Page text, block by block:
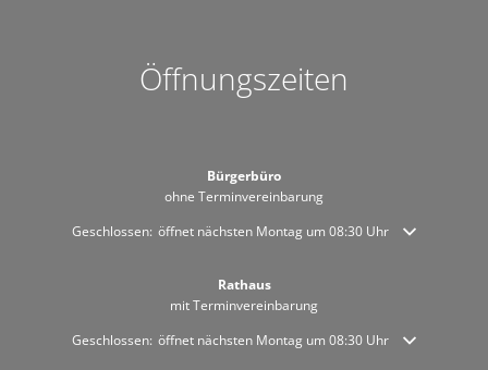
Öffnungszeiten
Bürgerbüro
ohne Terminvereinbarung
Klicken, um weitere Öffnungs- oder Schließzeiten auszublenden
Geschlossen: öffnet nächsten Montag um 08:30 Uhr
Rathaus
mit Terminvereinbarung
Klicken, um weitere Öffnungs- oder Schließzeiten auszublenden
Geschlossen: öffnet nächsten Montag um 08:30 Uhr